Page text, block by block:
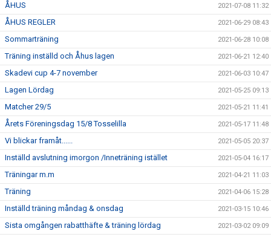
ÅHUS 2021-07-08 11:32
ÅHUS REGLER 2021-06-29 08:43
Sommarträning 2021-06-28 10:08
Träning inställd och Åhus lagen 2021-06-21 12:40
Skadevi cup 4-7 november 2021-06-03 10:47
Lagen Lördag 2021-05-25 09:13
Matcher 29/5 2021-05-21 11:41
Årets Föreningsdag 15/8 Tosselilla 2021-05-17 11:48
Vi blickar framåt...... 2021-05-05 20:37
Inställd avslutning imorgon /Inneträning istället 2021-05-04 16:17
Träningar m.m 2021-04-21 11:03
Träning 2021-04-06 15:28
Inställd träning måndag & onsdag 2021-03-15 10:46
Sista omgången rabatthäfte & träning lördag 2021-03-02 09:09